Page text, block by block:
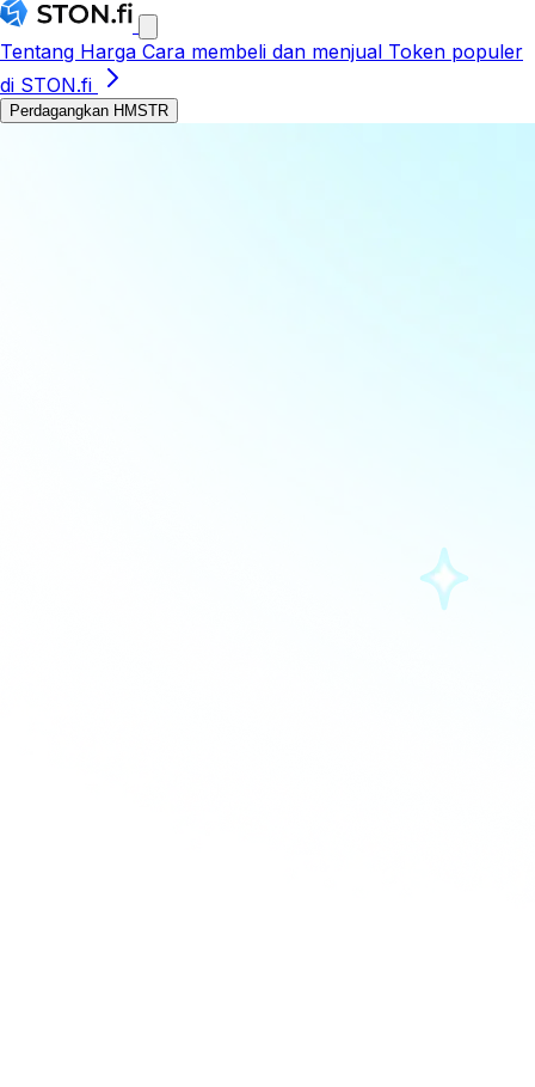
Tentang Harga Cara membeli dan menjual Token populer
di STON.fi
Perdagangkan HMSTR